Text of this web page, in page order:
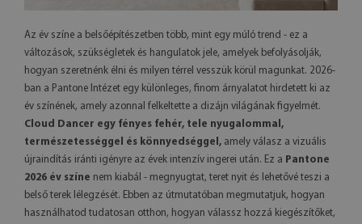
Az év színe a belsőépítészetben több, mint egy múló trend - ez a
változások, szükségletek és hangulatok jele, amelyek befolyásolják,
hogyan szeretnénk élni és milyen térrel vesszük körül magunkat. 2026-
ban a Pantone Intézet egy különleges, finom árnyalatot hirdetett ki az
év színének, amely azonnal felkeltette a dizájn világának figyelmét.
Cloud Dancer egy fényes fehér, tele nyugalommal,
természetességgel és könnyedséggel, amely válasz a vizuális
újraindítás iránti igényre az évek intenzív ingerei után. Ez a Pantone
2026 év színe nem kiabál - megnyugtat, teret nyit és lehetővé teszi a
belső terek lélegzését. Ebben az útmutatóban megmutatjuk, hogyan
használhatod tudatosan otthon, hogyan válassz hozzá kiegészítőket,